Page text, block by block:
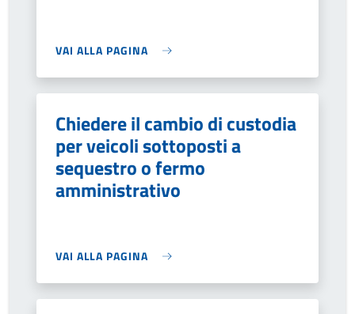
VAI ALLA PAGINA
Chiedere il cambio di custodia
per veicoli sottoposti a
sequestro o fermo
amministrativo
VAI ALLA PAGINA